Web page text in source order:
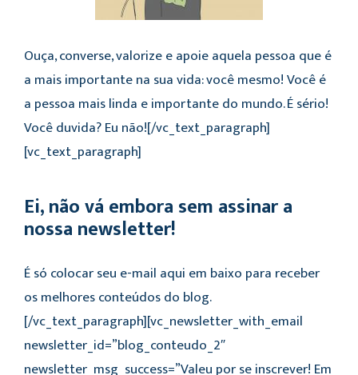
Ouça, converse, valorize e apoie aquela pessoa que é
a mais importante na sua vida: você mesmo! Você é
a pessoa mais linda e importante do mundo. É sério!
Você duvida? Eu não![/vc_text_paragraph]
[vc_text_paragraph]
Ei, não vá embora sem assinar a
nossa newsletter!
É só colocar seu e-mail aqui em baixo para receber
os melhores conteúdos do blog.
[/vc_text_paragraph][vc_newsletter_with_email
newsletter_id=”blog_conteudo_2″
newsletter_msg_success=”Valeu por se inscrever! Em